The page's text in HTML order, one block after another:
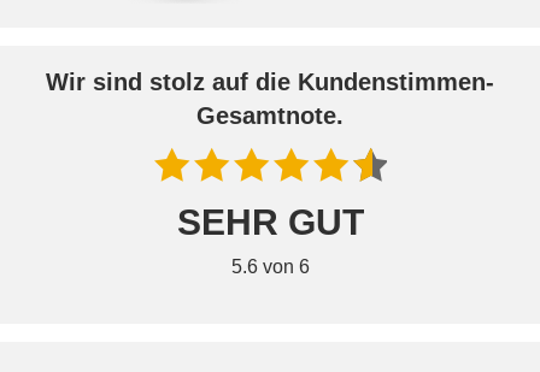
Wir sind stolz auf die Kundenstimmen-
Gesamtnote.
SEHR GUT
5.6 von 6